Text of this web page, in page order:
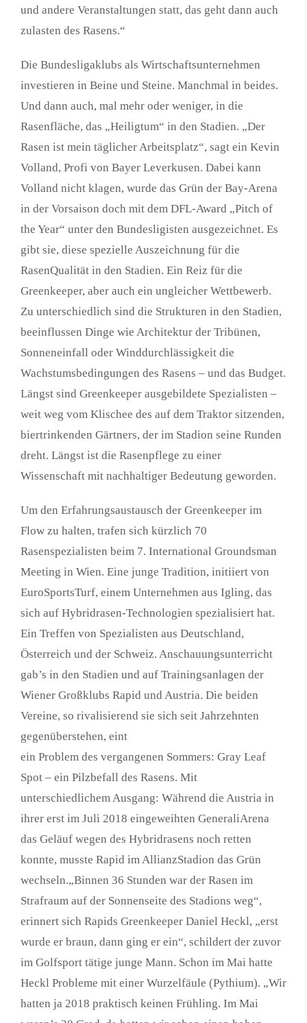
und andere Veranstaltungen statt, das geht dann auch
zulasten des Rasens.“
Die Bundesligaklubs als Wirtschaftsunternehmen
investieren in Beine und Steine. Manchmal in beides.
Und dann auch, mal mehr oder weniger, in die
Rasenfläche, das „Heiligtum“ in den Stadien. „Der
Rasen ist mein täglicher Arbeitsplatz“, sagt ein Kevin
Volland, Profi von Bayer Leverkusen. Dabei kann
Volland nicht klagen, wurde das Grün der Bay-Arena
in der Vorsaison doch mit dem DFL-Award „Pitch of
the Year“ unter den Bundesligisten ausgezeichnet. Es
gibt sie, diese spezielle Auszeichnung für die
RasenQualität in den Stadien. Ein Reiz für die
Greenkeeper, aber auch ein ungleicher Wettbewerb.
Zu unterschiedlich sind die Strukturen in den Stadien,
beeinflussen Dinge wie Architektur der Tribünen,
Sonneneinfall oder Winddurchlässigkeit die
Wachstumsbedingungen des Rasens – und das Budget.
Längst sind Greenkeeper ausgebildete Spezialisten –
weit weg vom Klischee des auf dem Traktor sitzenden,
biertrinkenden Gärtners, der im Stadion seine Runden
dreht. Längst ist die Rasenpflege zu einer
Wissenschaft mit nachhaltiger Bedeutung geworden.
Um den Erfahrungsaustausch der Greenkeeper im
Flow zu halten, trafen sich kürzlich 70
Rasenspezialisten beim 7. International Groundsman
Meeting in Wien. Eine junge Tradition, initiiert von
EuroSportsTurf, einem Unternehmen aus Igling, das
sich auf Hybridrasen-Technologien spezialisiert hat.
Ein Treffen von Spezialisten aus Deutschland,
Österreich und der Schweiz. Anschauungsunterricht
gab’s in den Stadien und auf Trainingsanlagen der
Wiener Großklubs Rapid und Austria. Die beiden
Vereine, so rivalisierend sie sich seit Jahrzehnten
gegenüberstehen, eint
ein Problem des vergangenen Sommers: Gray Leaf
Spot – ein Pilzbefall des Rasens. Mit
unterschiedlichem Ausgang: Während die Austria in
ihrer erst im Juli 2018 eingeweihten GeneraliArena
das Geläuf wegen des Hybridrasens noch retten
konnte, musste Rapid im AllianzStadion das Grün
wechseln.„Binnen 36 Stunden war der Rasen im
Strafraum auf der Sonnenseite des Stadions weg“,
erinnert sich Rapids Greenkeeper Daniel Heckl, „erst
wurde er braun, dann ging er ein“, schildert der zuvor
im Golfsport tätige junge Mann. Schon im Mai hatte
Heckl Probleme mit einer Wurzelfäule (Pythium). „Wir
hatten ja 2018 praktisch keinen Frühling. Im Mai